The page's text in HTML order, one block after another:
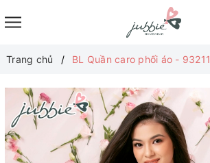
Trang chủ BL Quần caro phối áo - 93211